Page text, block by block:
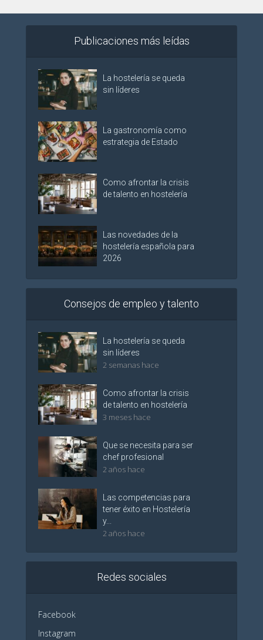
Publicaciones más leídas
La hostelería se queda
sin líderes
La gastronomía como
estrategia de Estado
Como afrontar la crisis
de talento en hostelería
Las novedades de la
hostelería española para
2026
Consejos de empleo y talento
La hostelería se queda
sin líderes
2 semanas hace
Como afrontar la crisis
de talento en hostelería
3 meses hace
Que se necesita para ser
chef profesional
2 años hace
Las competencias para
tener éxito en Hostelería
y...
2 años hace
Redes sociales
Facebook
Instagram